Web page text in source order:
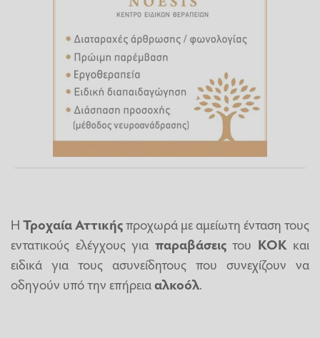
ΗΤροχαία Αττικήςπροχωρά με αμείωτη ένταση τους
εντατικούς ελέγχους για παραβάσειςτου ΚΟΚκαι
ειδικά για τους ασυνείδητους που συνεχίζουν να
οδηγούν υπό την επήρειααλκοόλ.